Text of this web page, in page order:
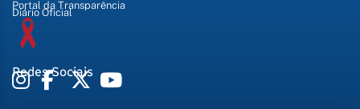
Portal da Transparência
Diário Oficial
Redes Sociais